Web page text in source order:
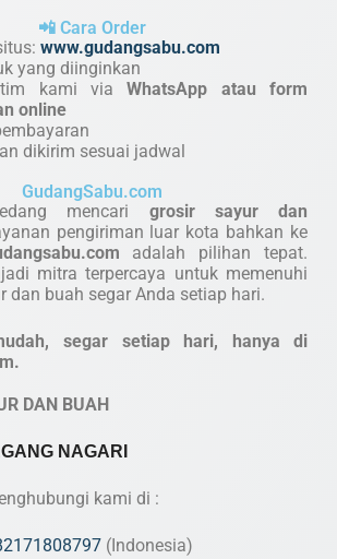
📲 Cara Order
www.gudangsabu.com
yang diinginkan
tim kami viaWhatsApp atau form
online
dikirim sesuai jadwal
GudangSabu.com
mencari grosir sayur dan
pengiriman luar kota bahkan ke
adalah pilihan tepat.
mitra terpercaya untuk memenuhi
dan buah segar Anda setiap hari.
segar setiap hari, hanya di
DAN BUAH
NAGARI
kami di :
(Indonesia)